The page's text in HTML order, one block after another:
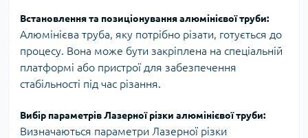
Встановлення та позиціонування алюмінієвої труби:
Алюмінієва труба, яку потрібно різати, готується до
процесу. Вона може бути закріплена на спеціальній
платформі або пристрої для забезпечення
стабільності під час різання.
Вибір параметрів Лазерної різки алюмінієвої труби:
Визначаються параметри Лазерної різки